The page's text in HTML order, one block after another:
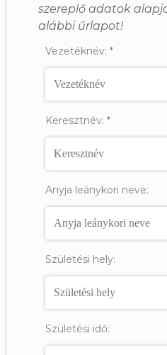
szereplő adatok
alábbi űrlapot!
Vezetéknév: *
Keresztnév: *
Anyja leánykori neve:
Születési hely:
Születési idő: